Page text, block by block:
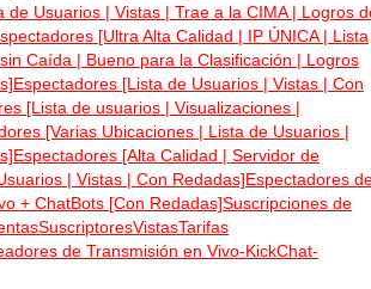
de Usuarios | Vistas | Trae a la CIMA | Logros
[Ultra Alta Calidad | IP ÚNICA | Lista
Caída | Bueno para la Clasificación | Logros
Espectadores [Lista de Usuarios | Vistas | Con
[Lista de usuarios | Visualizaciones |
[Varias Ubicaciones | Lista de Usuarios |
Espectadores [Alta Calidad | Servidor de
| Vistas | Con Redadas]Espectadores
+ ChatBots [Con Redadas]Suscripciones de
SuscriptoresVistasTarifas
de Transmisión en Vivo-KickChat-